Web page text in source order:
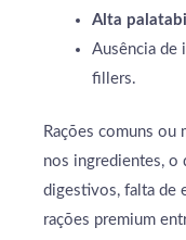
Alta
Ausência de
fillers.
Rações comuns ou
nos ingredientes, o
digestivos, falta de
rações premium